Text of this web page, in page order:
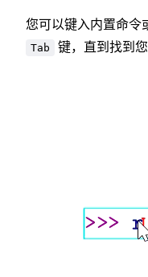
您可以键入内置命令
Tab 键，直到找到